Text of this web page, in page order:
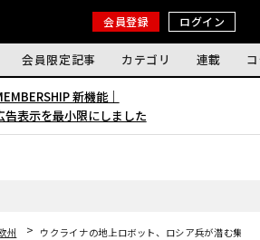
会員登録 ログイン
会員限定記事 カテゴリ 連載
新機能｜
表示を最小限にしました
州
ウクライナの地上ロボット、ロシア兵が潜む集